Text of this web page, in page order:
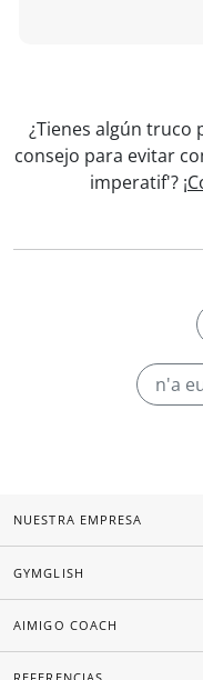
¿Tienes algún truco
consejo para evitar
imperatif'?
n'a
NUESTRA EMPRESA
GYMGLISH
AIMIGO COACH